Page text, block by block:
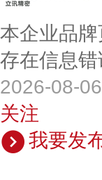
本企业品
存在信息
2026-08-06
关注
我要发